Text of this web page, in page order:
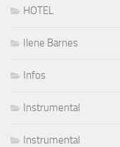
HOTEL
Ilene Barnes
Infos
Instrumental
Instrumental